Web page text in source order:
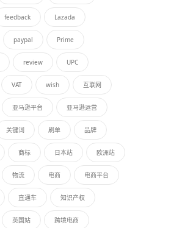
feedback Lazada
paypal Prime
review UPC
VAT wish 互联网
亚马逊平台 亚马逊运营
关键词 刷单 品牌
商标 日本站 欧洲站
物流 电商 电商平台
直通车 知识产权
英国站 跨境电商